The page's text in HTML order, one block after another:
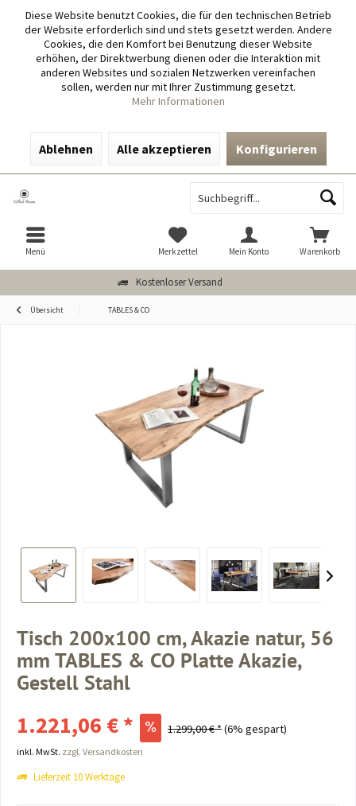
Diese Website benutzt Cookies, die für den technischen Betrieb
der Website erforderlich sind und stets gesetzt werden. Andere
Cookies, die den Komfort bei Benutzung dieser Website
erhöhen, der Direktwerbung dienen oder die Interaktion mit
anderen Websites und sozialen Netzwerken vereinfachen
sollen, werden nur mit Ihrer Zustimmung gesetzt.
Mehr Informationen
Ablehnen Alle akzeptieren Konfigurieren
Kostenloser Versand
Menü Warenkorb
Merkzettel Mein Konto
Übersicht TABLES & CO
Tisch 200x100 cm, Akazie natur, 56
mm TABLES & CO Platte Akazie,
Gestell Stahl
1.221,06 € * 1.299,00 € *(6% gespart)
inkl. MwSt. zzgl. Versandkosten
Lieferzeit 10 Werktage